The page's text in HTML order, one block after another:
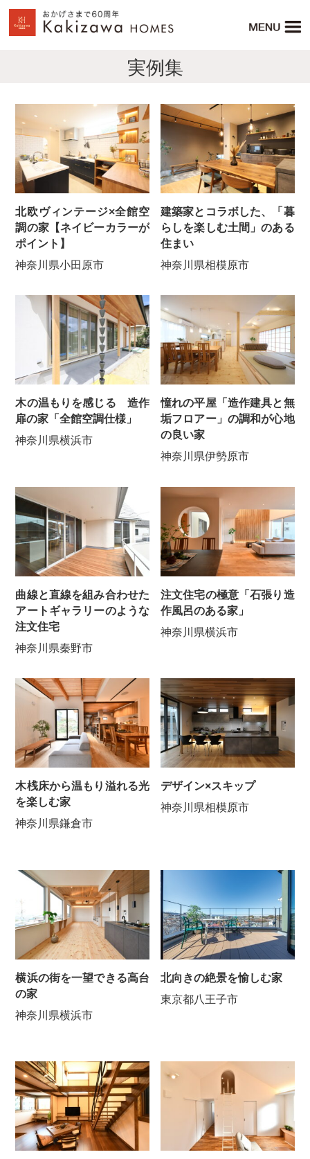
実例集
北欧ヴィンテージ×全館空
調の家【ネイビーカラーが
ポイント】
神奈川県小田原市
建築家とコラボした、「暮
らしを楽しむ土間」のある
住まい
神奈川県相模原市
木の温もりを感じる 造作
扉の家「全館空調仕様」
神奈川県横浜市
憧れの平屋「造作建具と無
垢フロアー」の調和が心地
の良い家
神奈川県伊勢原市
曲線と直線を組み合わせた
アートギャラリーのような
注文住宅
神奈川県秦野市
注文住宅の極意「石張り造
作風呂のある家」
神奈川県横浜市
木桟床から温もり溢れる光
を楽しむ家
神奈川県鎌倉市
デザイン×スキップ
神奈川県相模原市
横浜の街を一望できる高台
の家
神奈川県横浜市
北向きの絶景を愉しむ家
東京都八王子市